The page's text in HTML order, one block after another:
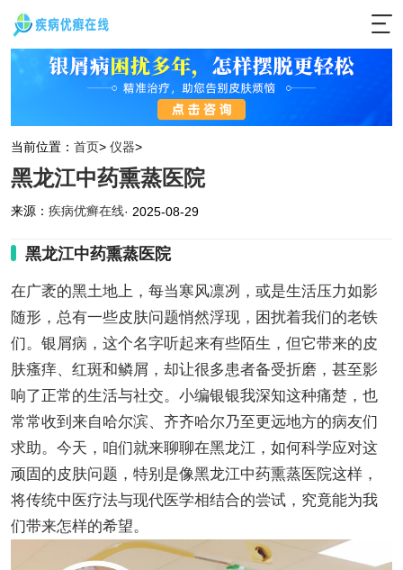
当前位置： 首页> 仪器>
黑龙江中药熏蒸医院
来源： 疾病优癣在线· 2025-08-29
黑龙江中药熏蒸医院
在广袤的黑土地上，每当寒风凛冽，或是生活压力如影
随形，总有一些皮肤问题悄然浮现，困扰着我们的老铁
们。银屑病，这个名字听起来有些陌生，但它带来的皮
肤瘙痒、红斑和鳞屑，却让很多患者备受折磨，甚至影
响了正常的生活与社交。小编银银我深知这种痛楚，也
常常收到来自哈尔滨、齐齐哈尔乃至更远地方的病友们
求助。今天，咱们就来聊聊在黑龙江，如何科学应对这
顽固的皮肤问题，特别是像黑龙江中药熏蒸医院这样，
将传统中医疗法与现代医学相结合的尝试，究竟能为我
们带来怎样的希望。